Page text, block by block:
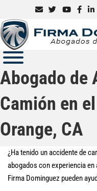
Abogado de
Camión en
Orange, CA
¿Ha tenido un accidente de
abogados con experiencia en
Firma Dominguez pueden